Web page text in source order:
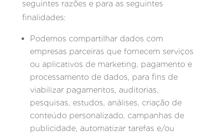
seguintes razões e para as seguintes
finalidades:
Podemos compartilhar dados com
empresas parceiras que fornecem serviços
ou aplicativos de marketing, pagamento e
processamento de dados, para fins de
viabilizar pagamentos, auditorias,
pesquisas, estudos, análises, criação de
conteúdo personalizado, campanhas de
publicidade, automatizar tarefas e/ou